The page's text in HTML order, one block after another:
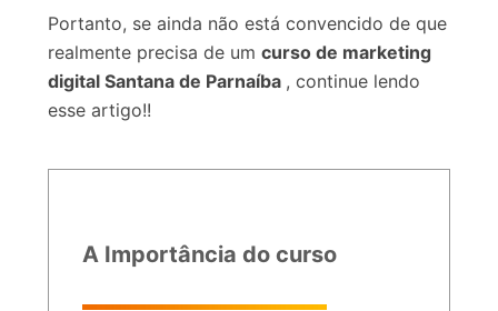
Portanto, se ainda não está convencido de que
realmente precisa de um curso de marketing
digital Santana de Parnaíba , continue lendo
esse artigo!!
A Importância do curso